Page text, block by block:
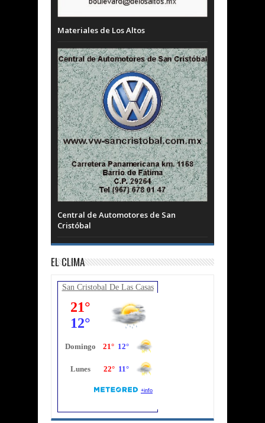
Materiales de Los Altos
Central de Automotores de San
Cristóbal
EL CLIMA
San Cristobal De Las Casas